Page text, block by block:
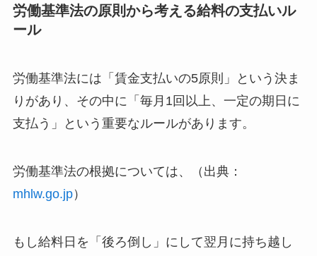
労働基準法の原則から考える給料の支払いル
ール
労働基準法には「賃金支払いの5原則」という決ま
りがあり、その中に「毎月1回以上、一定の期日に
支払う」という重要なルールがあります。
労働基準法の根拠については、（出典：
mhlw.go.jp）
もし給料日を「後ろ倒し」にして翌月に持ち越し